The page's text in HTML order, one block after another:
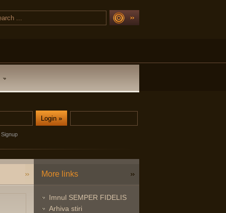
Signup
More links
Imnul SEMPER FIDELIS
Arhiva stiri